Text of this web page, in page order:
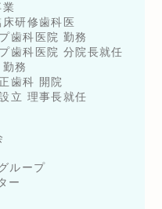
研修歯科医
歯科医院 勤務
歯科医院 分院長就任
務
歯科 開院
立 理事長就任
ループ
ー